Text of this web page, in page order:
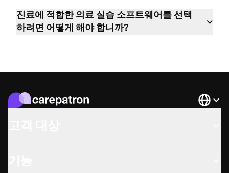
진료 효율성과 생산성을 개선합니다.
예, 대부분의 의료 실습 소프트웨어 솔루션은
진료의 특정 요구 사항 및 워크플로에 따라 특
징과 기능을 조정할 수 있는 사용자 지정 옵션
을 제공합니다.
진료에 적합한 의료 실습 소프트웨어를 선택
하려면 어떻게 해야 합니까?
의료 실습 소프트웨어를 선택할 때는 사용 편
약속 일정, 청구, EMR/EHR 관리, 환자 커뮤니
시오.‍